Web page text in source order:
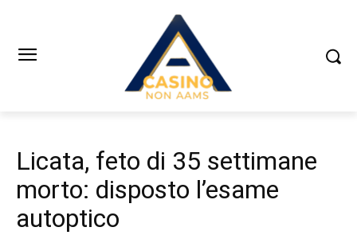
Licata, feto di 35 settimane
morto: disposto l’esame
autoptico